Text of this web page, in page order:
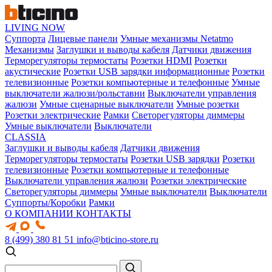
LIVING NOW
Суппорта Лицевые панели Умные механизмы Netatmo
Механизмы Заглушки и выводы кабеля Датчики движения
Терморегуляторы термостаты Розетки HDMI Розетки
акустические Розетки USB зарядки информационные Розетки
телевизионные Розетки компьютерные и телефонные Умные
выключатели жалюзи/рольставни Выключатели управления
жалюзи Умные сценарные выключатели Умные розетки
Розетки электрические Рамки Светорегуляторы диммеры
Умные выключатели Выключатели
CLASSIA
Заглушки и выводы кабеля Датчики движения
Терморегуляторы термостаты Розетки USB зарядки Розетки
телевизионные Розетки компьютерные и телефонные
Выключатели управления жалюзи Розетки электрические
Светорегуляторы диммеры Умные выключатели Выключатели
Суппорты/Коробки Рамки
О КОМПАНИИ КОНТАКТЫ
8 (499) 380 81 51 info@bticino-store.ru